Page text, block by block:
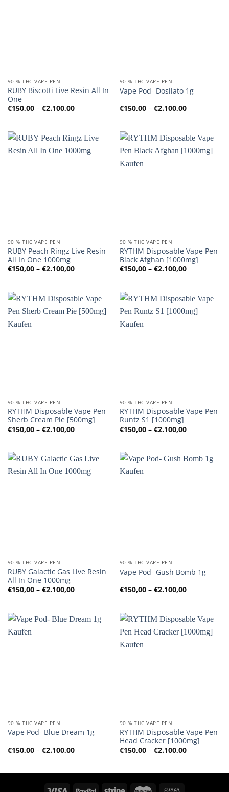
90 % THC VAPE PEN
RUBY Biscotti Live Resin All In
One
€150,00 – €2.100,00Preisspanne:
90 % THC VAPE PEN
Vape Pod- Dosilato 1g
€150,00 – €2.100,00
90 % THC VAPE PEN
RUBY Peach Ringz Live Resin
All In One 1000mg
€150,00 – €2.100,00Preisspanne:
€150,00
90 % THC VAPE PEN
RYTHM Disposable Vape Pen
Black Afghan [1000mg]
€150,00 – €2.100,00
€150,00
90 % THC VAPE PEN
RYTHM Disposable Vape Pen
Sherb Cream Pie [500mg]
€150,00 – €2.100,00Preisspanne:
€150,00
90 % THC VAPE PEN
RYTHM Disposable Vape Pen
Runtz S1 [1000mg]
€150,00 – €2.100,00
€150,00
90 % THC VAPE PEN
RUBY Galactic Gas Live Resin
All In One 1000mg
€150,00 – €2.100,00Preisspanne:
90 % THC VAPE PEN
Vape Pod- Gush Bomb 1g
€150,00 – €2.100,00
90 % THC VAPE PEN
Vape Pod- Blue Dream 1g
€150,00 – €2.100,00Preisspanne:
€150,00
90 % THC VAPE PEN
RYTHM Disposable Vape Pen
Head Cracker [1000mg]
€150,00 – €2.100,00
€150,00